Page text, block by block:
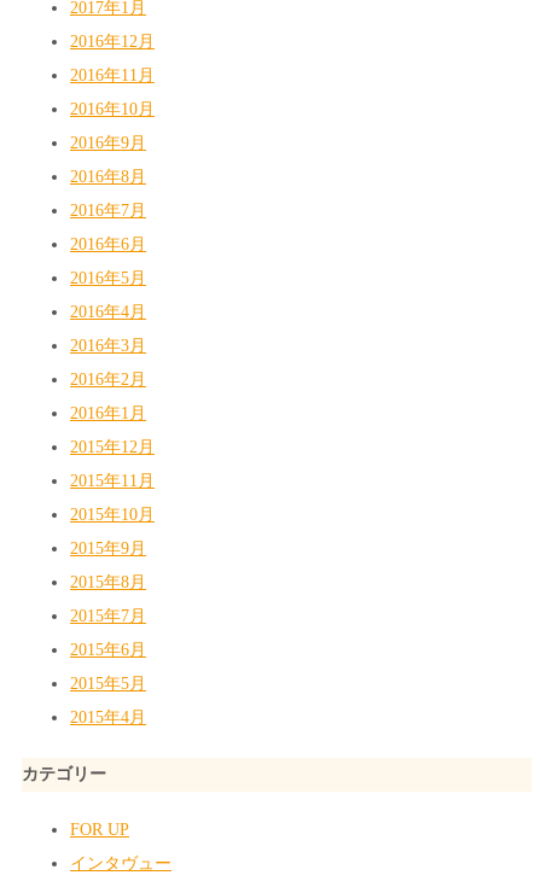
2017年1月
2016年12月
2016年11月
2016年10月
2016年9月
2016年8月
2016年7月
2016年6月
2016年5月
2016年4月
2016年3月
2016年2月
2016年1月
2015年12月
2015年11月
2015年10月
2015年9月
2015年8月
2015年7月
2015年6月
2015年5月
2015年4月
カテゴリー
FOR UP
インタヴュー